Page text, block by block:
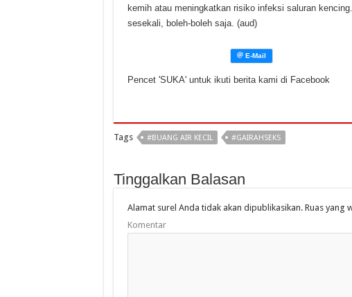
kemih atau meningkatkan risiko infeksi saluran
sesekali, boleh-boleh saja. (aud)
Pencet 'SUKA' untuk ikuti berita kami di Facebook
Tags #BUANG AIR KECIL #GAIRAHSEKS
Tinggalkan Balasan
Alamat surel Anda tidak akan dipublikasikan.Ruas yang
Komentar